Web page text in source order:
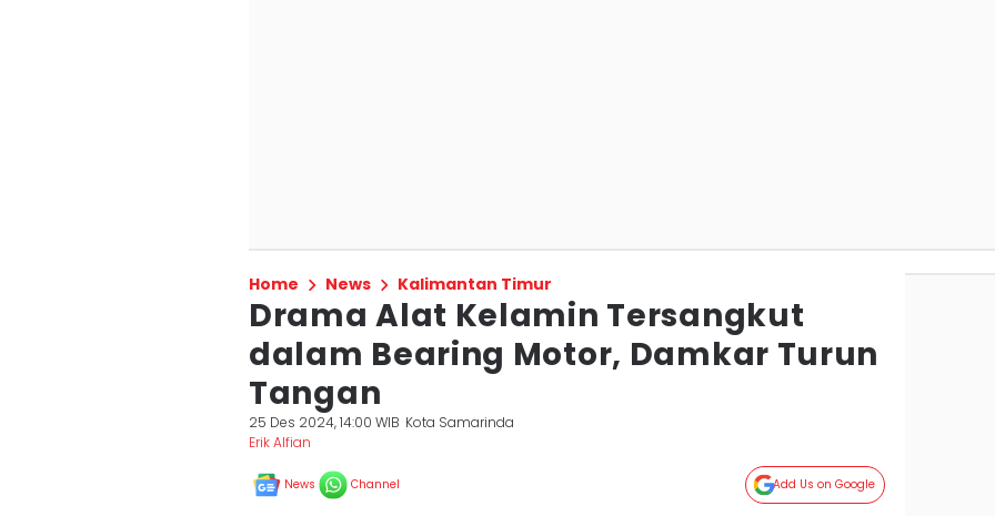
Home News Kalimantan Timur
Drama Alat Kelamin Tersangkut
dalam Bearing Motor, Damkar Turun
Tangan
25 Des 2024, 14:00 WIB Kota Samarinda
Erik Alfian
News Channel Add Us on Google